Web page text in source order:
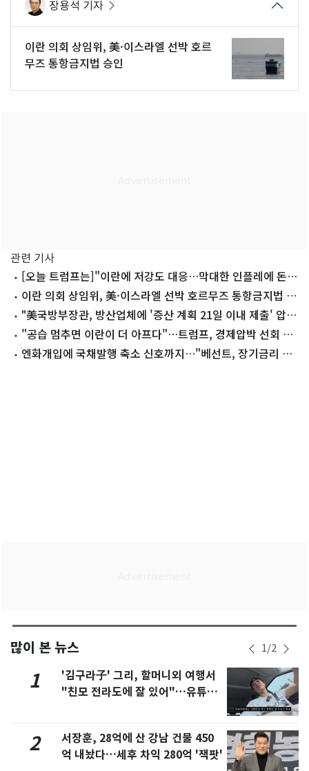
장용석 기자
이란 의회 상임위, 美·이스라엘 선박 호르
무즈 통항금지법 승인
관련 기사
[오늘 트럼프는]"이란에 저강도 대응…막대한 인플레에 돈
없어"
이란 의회 상임위, 美·이스라엘 선박 호르무즈 통항금지법 승
인 "美국방부장관, 방산업체에 '증산 계획 21일 이내 제출' 압
박""공습 멈추면 이란이 더 아프다"…트럼프, 경제압박 선회 시
사 엔화개입에 국채발행 축소 신호까지…"베선트, 장기금리 억
많이 본 뉴스 1/2
1
'김구라子' 그리, 할머니외 여행서
"친모 전라도에 잘 있어"…유튜브
2
서장훈, 28억에 산 강남 건물 450
억 내놨다…세후 차익 280억 '잭팟'